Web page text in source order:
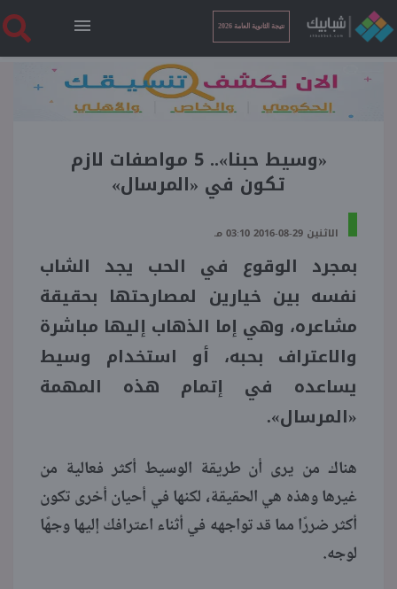
نتيجة الثانوية العامة 2026
الرئيسية
نتيجة الثانوية العامة 2026
فنجان قهوة
بوابة الطلبة
ملفات
«وسيط حبنا».. 5 مواصفات لازم
تكون في «المرسال»
الاثنين 29-08-2016 03:10 مـ
بمجرد الوقوع في الحب يجد الشاب
نفسه بين خيارين لمصارحتها بحقيقة
مشاعره، وهي إما الذهاب إليها مباشرة
والاعتراف بحبه، أو استخدام وسيط
يساعده في إتمام هذه المهمة
«المرسال».
هناك من يرى أن طريقة الوسيط أكثر فعالية من
غيرها وهذه هي الحقيقة، لكنها في أحيان أخرى تكون
أكثر ضررًا مما قد تواجهه في أثناء اعترافك إليها وجهًا
لوجه.